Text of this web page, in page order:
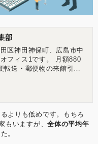
部
区神田神保町、広島市中
フィス1です。 月額880
送・郵便物の来館引取
スのためのバーチャルオ
1神保町店 東京都千代田
1F バーチャルオフィス1
町1-1-20 相生橋ビル7階
よりも低めです。もちろ
もいますが、全体の平均年
。